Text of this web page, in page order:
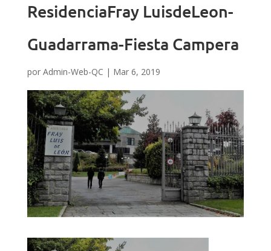
ResidenciaFray LuisdeLeon-
Guadarrama-Fiesta Campera
por Admin-Web-QC | Mar 6, 2019